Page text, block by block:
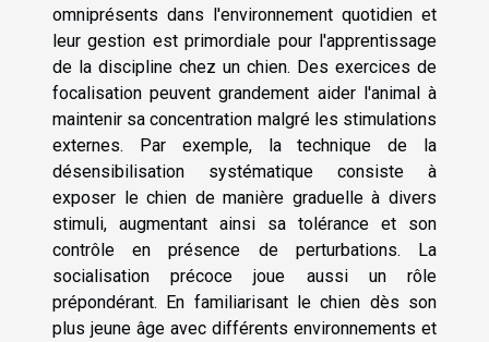
omniprésents dans l'environnement quotidien et
leur gestion est primordiale pour l'apprentissage
de la discipline chez un chien. Des exercices de
focalisation peuvent grandement aider l'animal à
maintenir sa concentration malgré les stimulations
externes. Par exemple, la technique de la
désensibilisation systématique consiste à
exposer le chien de manière graduelle à divers
stimuli, augmentant ainsi sa tolérance et son
contrôle en présence de perturbations. La
socialisation précoce joue aussi un rôle
prépondérant. En familiarisant le chien dès son
plus jeune âge avec différents environnements et